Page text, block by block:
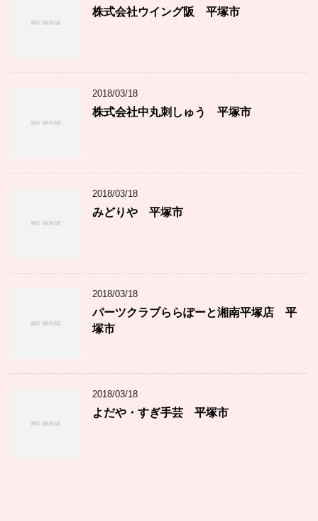
株式会社ウイング阪 平塚市
2018/03/18
株式会社中丸刺しゅう 平塚市
2018/03/18
みどりや 平塚市
2018/03/18
パーツクラブららぽーと湘南平塚店 平
塚市
2018/03/18
よだや・すぎ手芸 平塚市